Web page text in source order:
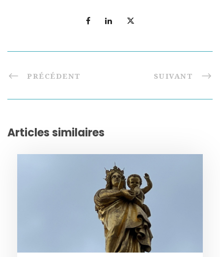
PRÉCÉDENT SUIVANT
Articles similaires